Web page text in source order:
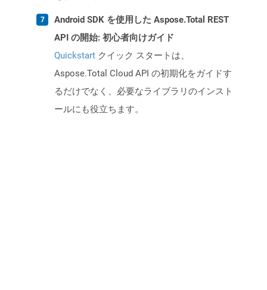
Android SDK を使用した Aspose.Total REST
API の開始: 初心者向けガイド
Quickstart クイック スタートは、
Aspose.Total Cloud API の初期化をガイドす
るだけでなく、必要なライブラリのインスト
ールにも役立ちます。